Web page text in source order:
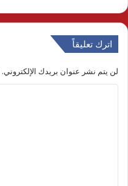
اترك تعليقاً
لن يتم نشر عنوان بريدك الإلكتروني.